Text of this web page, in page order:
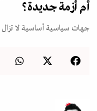
أم أزمة جديدة؟
جهات سياسية أساسية لا